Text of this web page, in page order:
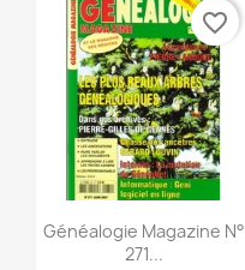
Snabbvy
Généalogie Magazine N°
271...
favorite_border